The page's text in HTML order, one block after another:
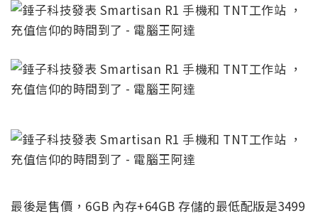
最後是售價，6GB 內存+64GB 存儲的最低配版是3499